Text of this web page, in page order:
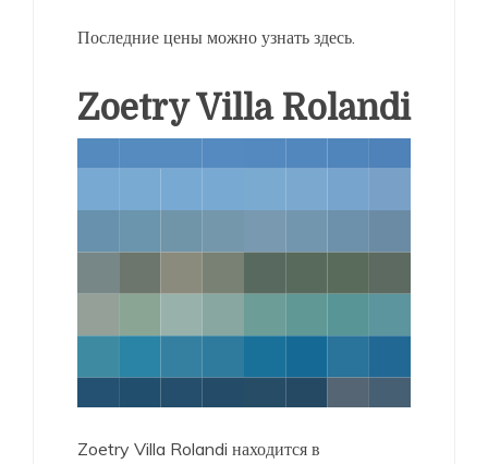
Последние цены можно узнать здесь.
Zoetry Villa Rolandi
Zoetry Villa Rolandi находится в